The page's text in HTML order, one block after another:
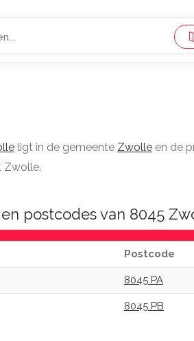
ligt in de gemeente Zwolle en de
Zwolle.
postcodes van 8045
Postcode
8045 PA
8045 PB